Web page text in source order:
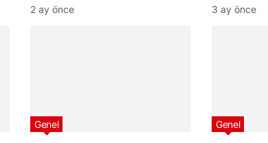
Festivali, Sektörel Buluşmalar
2 ay önce 3 ay önce
Genel Genel